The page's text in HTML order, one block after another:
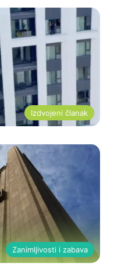
Izdvojeni članak
Zanimljivosti i zabava